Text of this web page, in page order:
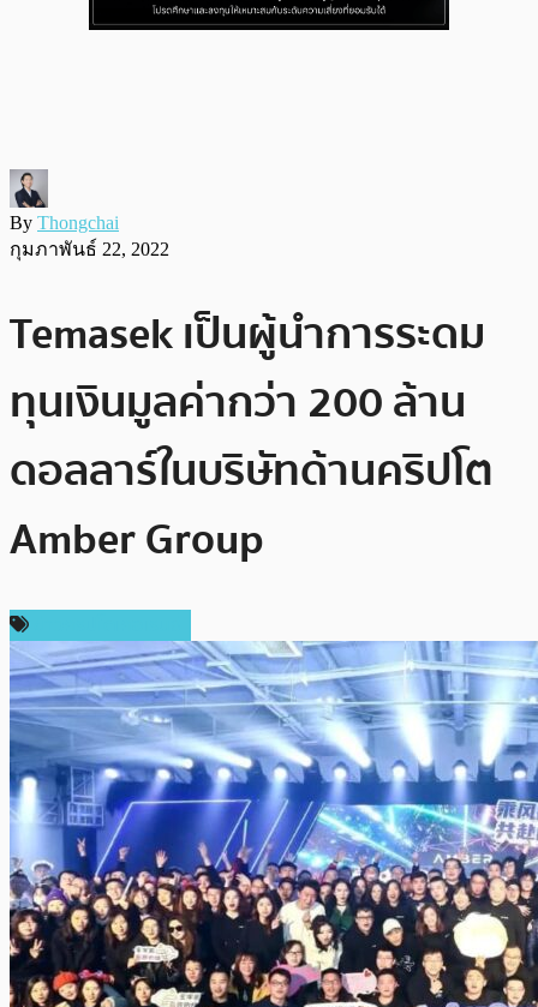
By Thongchai
กุมภาพันธ์ 22, 2022
Temasek เป็นผู้นำการระดม
ทุนเงินมูลค่ากว่า 200 ล้าน
ดอลลาร์ในบริษัทด้านคริปโต
Amber Group